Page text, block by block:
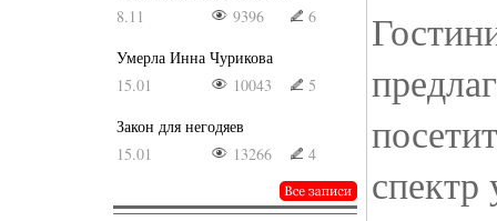
8.11
9396
6
Умерла Инна Чурикова
15.01
10043
5
Закон для негодяев
15.01
13266 4